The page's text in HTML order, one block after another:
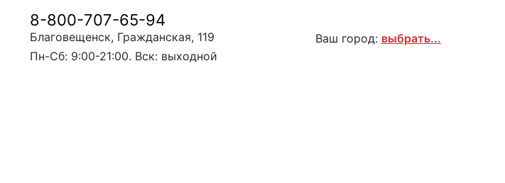
8-800-707-65-94
Благовещенск, Гражданская, 119
Пн-Сб: 9:00-21:00. Вск: выходной
Ваш город: выбрать...